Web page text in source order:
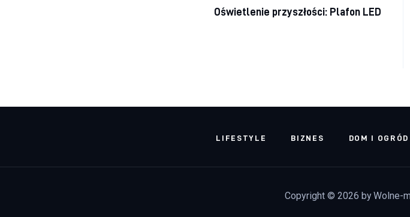
Oświetlenie przyszłości: Plafon LED
LIFESTYLE BIZNES DOM I OGRÓD
Copyright © 2026 by Wolne-